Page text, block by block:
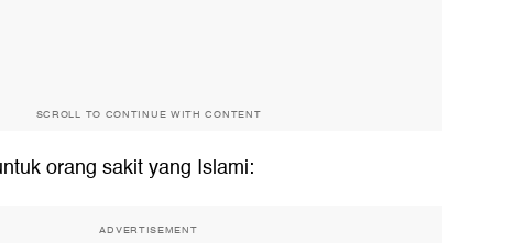
SCROLL TO CONTINUE WITH CONTENT
orang sakityang Islami:
ADVERTISEMENT